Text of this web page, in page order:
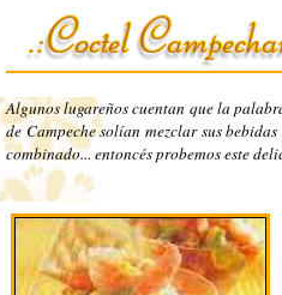
Algunos lugareños cuentan que la
de Campeche solían mezclar sus
combinado... entoncés probemos este